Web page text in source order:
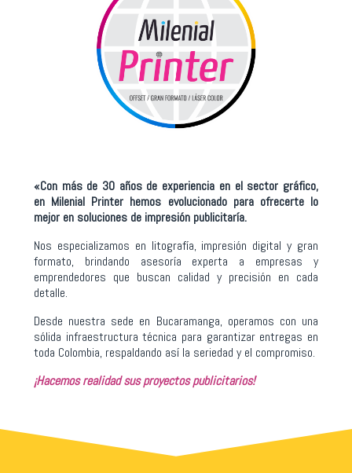
«Con más de 30 años de experiencia en el sector gráfico,
en Milenial Printer hemos evolucionado para ofrecerte lo
mejor en soluciones de impresión publicitaría.
Nos especializamos en litografía, impresión digital y gran
formato, brindando asesoría experta a empresas y
emprendedores que buscan calidad y precisión en cada
detalle.
Desde nuestra sede en Bucaramanga, operamos con una
sólida infraestructura técnica para garantizar entregas en
toda Colombia, respaldando así la seriedad y el compromiso.
¡Hacemos realidad sus proyectos publicitarios!